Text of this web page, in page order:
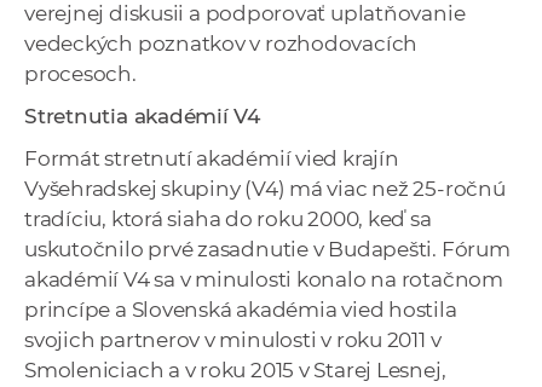
verejnej diskusii a podporovať uplatňovanie
vedeckých poznatkov v rozhodovacích
procesoch.
Stretnutia akadémií V4
Formát stretnutí akadémií vied krajín
Vyšehradskej skupiny (V4) má viac než 25-ročnú
tradíciu, ktorá siaha do roku 2000, keď sa
uskutočnilo prvé zasadnutie v Budapešti. Fórum
akadémií V4 sa v minulosti konalo na rotačnom
princípe a Slovenská akadémia vied hostila
svojich partnerov v minulosti v roku 2011 v
Smoleniciach a v roku 2015 v Starej Lesnej,